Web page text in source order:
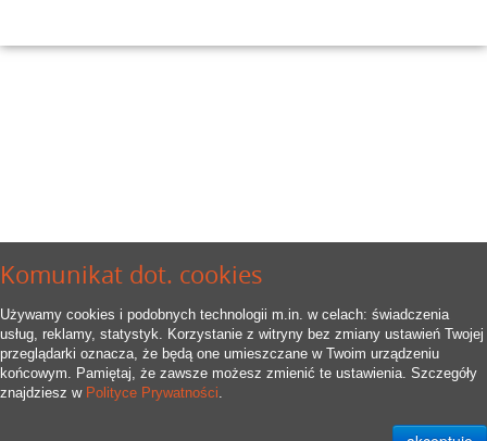
Komunikat dot. cookies
Używamy cookies i podobnych technologii m.in. w celach: świadczenia
usług, reklamy, statystyk. Korzystanie z witryny bez zmiany ustawień Twojej
przeglądarki oznacza, że będą one umieszczane w Twoim urządzeniu
końcowym. Pamiętaj, że zawsze możesz zmienić te ustawienia. Szczegóły
znajdziesz w Polityce Prywatności.